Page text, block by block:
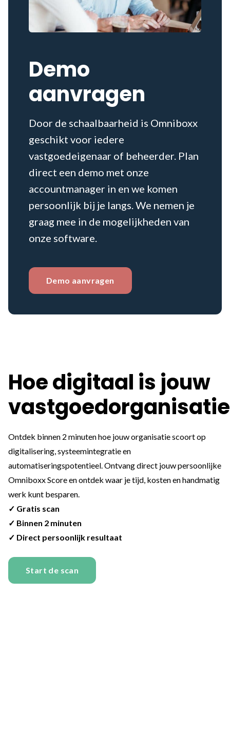
Demo
aanvragen
Door de schaalbaarheid is Omniboxx
geschikt voor iedere
vastgoedeigenaar of beheerder. Plan
direct een demo met onze
accountmanager in en we komen
persoonlijk bij je langs. We nemen je
graag mee in de mogelijkheden van
onze software.
Demo aanvragen
Hoe digitaal is jouw
Ontdek binnen 2 minuten hoe jouw organisatie scoort op
digitalisering, systeemintegratie en
automatiseringspotentieel. Ontvang direct jouw persoonlijke
Omniboxx Score en ontdek waar je tijd, kosten en handmatig
werk kunt besparen.
✓ Gratis scan
✓ Binnen 2 minuten
✓ Direct persoonlijk resultaat
Start de scan